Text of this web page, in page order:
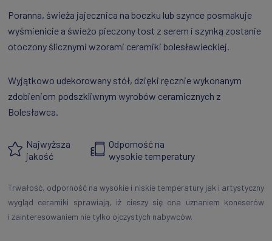
Poranna, świeża jajecznica na boczku lub szynce posmakuje
wyśmienicie a świeżo pieczony tost z serem i szynką zostanie
otoczony ślicznymi wzorami ceramiki bolesławieckiej.
Wyjątkowo udekorowany stół, dzięki ręcznie wykonanym
zdobieniom podszkliwnym wyrobów ceramicznych z
Bolesławca.
Najwyższa
jakość
Odporność na
wysokie temperatury
Trwałość, odporność na wysokie i niskie temperatury jak i artystyczny
wygląd ceramiki sprawiają, iż cieszy się ona uznaniem koneserów
i zainteresowaniem nie tylko ojczystych nabywców.